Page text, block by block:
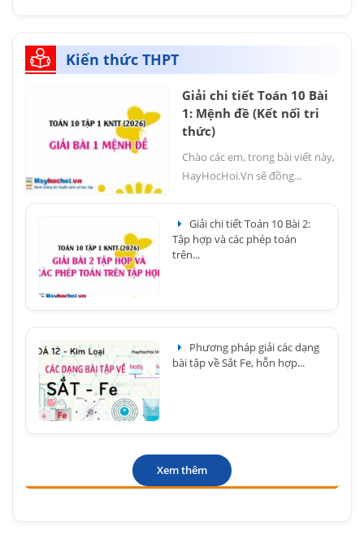
Kiến thức THPT
Giải chi tiết Toán 10 Bài
1: Mệnh đề (Kết nối tri
thức)
Chào các em, trong bài viết này,
HayHocHoi.Vn sẽ đồng...
Giải chi tiết Toán 10 Bài 2:
Tập hợp và các phép toán
trên...
Phương pháp giải các dạng
bài tập về Sắt Fe, hỗn hợp...
Xem thêm